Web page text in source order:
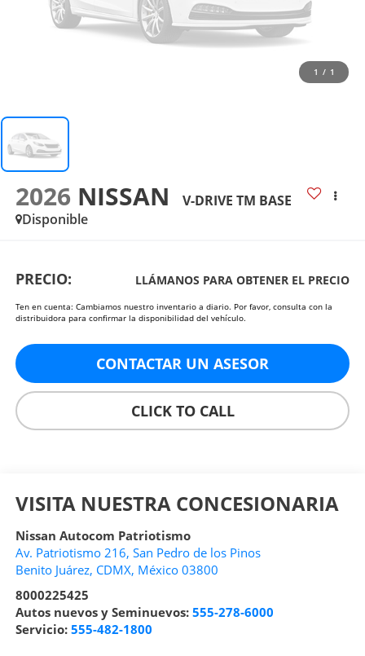
1 / 1
2026 NISSAN
V-DRIVE TM BASE
Disponible
PRECIO: LLÁMANOS PARA OBTENER EL PRECIO
Ten en cuenta: Cambiamos nuestro inventario a diario. Por favor, consulta con la
distribuidora para confirmar la disponibilidad del vehículo.
CONTACTAR UN ASESOR
CLICK TO CALL
VISITA NUESTRA CONCESIONARIA
Nissan Autocom Patriotismo
Av. Patriotismo 216, San Pedro de los Pinos
Benito Juárez, CDMX, México 03800
8000225425
Autos nuevos y Seminuevos: 555-278-6000
Servicio: 555-482-1800